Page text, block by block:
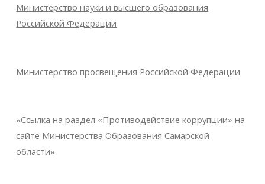
Министерство науки и высшего образования
Российской Федерации
Министерство просвещения Российской Федерации
«Ссылка на раздел «Противодействие коррупции» на
сайте Министерства Образования Самарской
области»